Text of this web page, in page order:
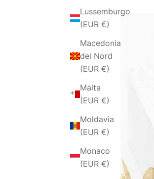
Lussemburgo
(EUR €)
Macedonia
del Nord
(EUR €)
Malta
(EUR €)
Moldavia
(EUR €)
Monaco
(EUR €)